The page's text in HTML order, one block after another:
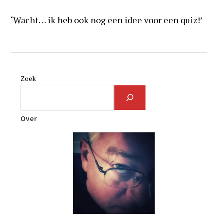
‘Wacht… ik heb ook nog een idee voor een quiz!’
Zoek
Over